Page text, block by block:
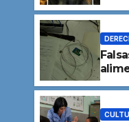
en
de